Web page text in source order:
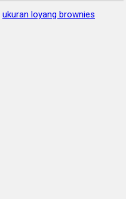
ukuran loyang brownies